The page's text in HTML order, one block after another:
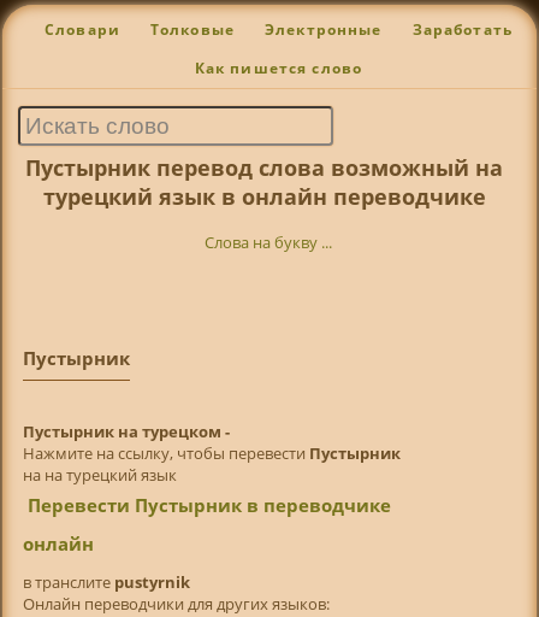
Словари Толковые Электронные Заработать
Как пишется слово
Пустырник перевод слова возможный на
турецкий язык в онлайн переводчике
Слова на букву ...
Пустырник
Пустырник на турецком -
Нажмите на ссылку, чтобы перевести Пустырник
на на турецкий язык
Перевести Пустырник в переводчике
онлайн
в транслитe pustyrnik
Онлайн переводчики для других языков: